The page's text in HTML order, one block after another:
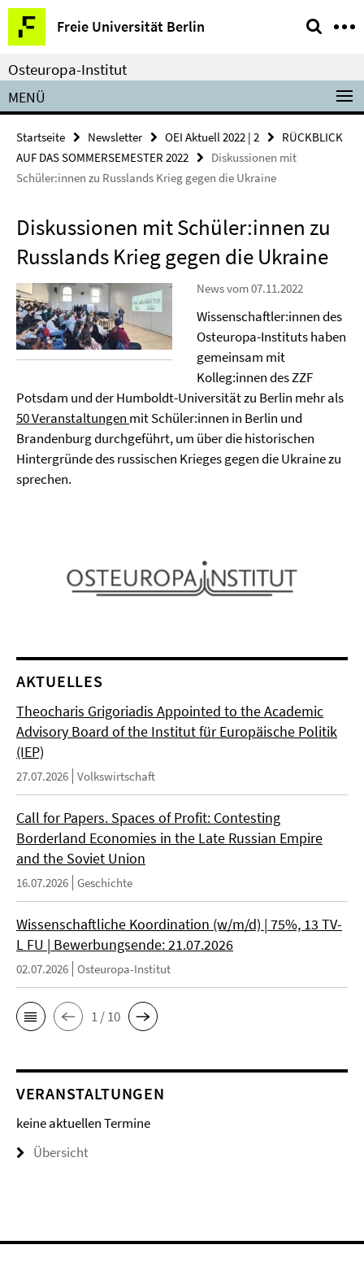
Springe
direkt
zu
Inhalt
Freie Universität Berlin
Service-
Navigation
Osteuropa-Institut
MENÜ
Startseite Newsletter OEI Aktuell 2022 | 2
RÜCKBLICK
AUF DAS SOMMERSEMESTER 2022
Diskussionen mit
Schüler:innen zu Russlands Krieg gegen die Ukraine
Diskussionen mit Schüler:innen zu
Russlands Krieg gegen die Ukraine
News vom 07.11.2022
Wissenschaftler:innen des
Osteuropa-Instituts haben
gemeinsam mit
Kolleg:innen des ZZF
Potsdam und der Humboldt-Universität zu Berlin mehr als
50 Veranstaltungen mit Schüler:innen in Berlin und
Brandenburg durchgeführt, um über die historischen
Hintergründe des russischen Krieges gegen die Ukraine zu
sprechen.
AKTUELLES
Theocharis Grigoriadis Appointed to the Academic
Advisory Board of the Institut für Europäische Politik
(IEP)
27.07.2026 Volkswirtschaft
Call for Papers. Spaces of Profit: Contesting
Borderland Economies in the Late Russian Empire
and the Soviet Union
16.07.2026 Geschichte
Wissenschaftliche Koordination (w/m/d) | 75%, 13 TV-
L FU | Bewerbungsende: 21.07.2026
02.07.2026 Osteuropa-Institut
1 / 10
VERANSTALTUNGEN
keine aktuellen Termine
Übersicht